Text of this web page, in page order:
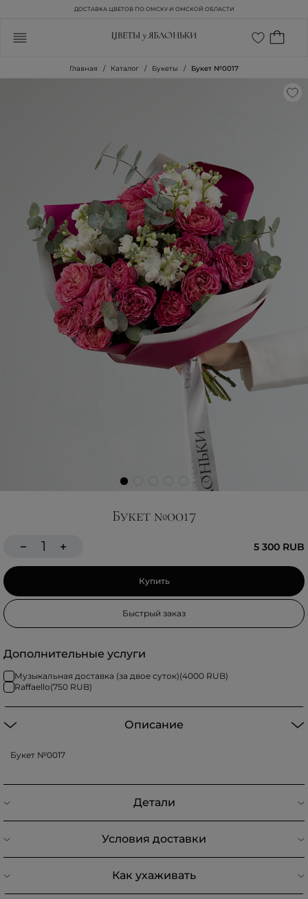
ДОСТАВКА ЦВЕТОВ ПО ОМСКУ И ОМСКОЙ ОБЛАСТИ
Главная Каталог Букеты Букет №0017
Букет №0017
5 300 RUB
Купить
Быстрый заказ
Дополнительные услуги
Музыкальная доставка (за двое суток)(4000 RUB)
Raffaello(750 RUB)
Описание
Букет №0017
Детали
Условия доставки
Как ухаживать